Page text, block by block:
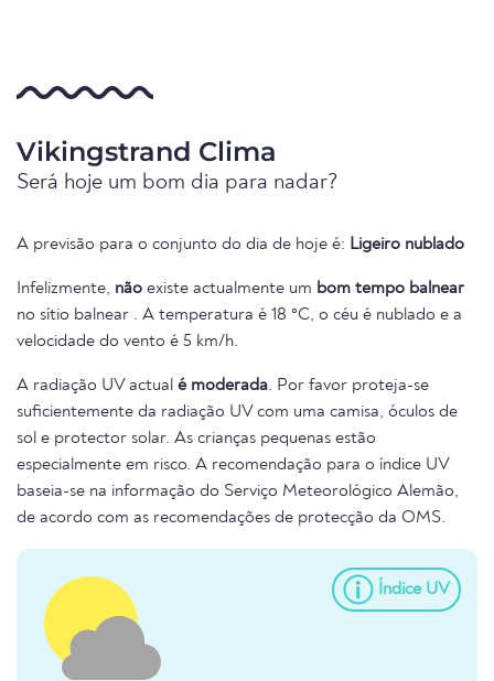
Vikingstrand Clima
Será hoje um bom dia para nadar?
A previsão para o conjunto do dia de hoje é: Ligeiro nublado
Infelizmente, não existe actualmente um bom tempo balnear
no sítio balnear . A temperatura é 18 °C, o céu é nublado e a
velocidade do vento é 5 km/h.
A radiação UV actual é moderada. Por favor proteja-se
suficientemente da radiação UV com uma camisa, óculos de
sol e protector solar. As crianças pequenas estão
especialmente em risco. A recomendação para o índice UV
baseia-se na informação do Serviço Meteorológico Alemão,
de acordo com as recomendações de protecção da OMS.
Índice UV